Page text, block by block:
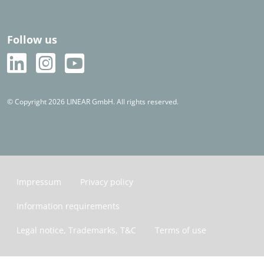
Follow us
© Copyright 2026 LINEAR GmbH. All rights reserved.
Impressum Privacy policy
Information requirements
Legal notice, Trademarks, T&C Terms of use